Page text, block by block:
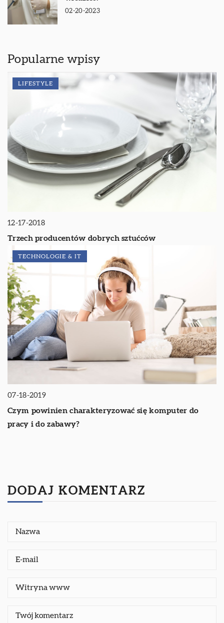
02-20-2023
Popularne wpisy
LIFESTYLE
12-17-2018
Trzech producentów dobrych sztućców
TECHNOLOGIE & IT
07-18-2019
Czym powinien charakteryzować się komputer do
pracy i do zabawy?
DODAJ KOMENTARZ